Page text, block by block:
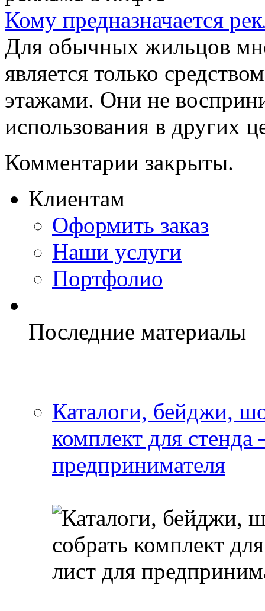
Кому предназначается
Для обычных жильцов
является только
этажами. Они не
использования в других
Комментарии закрыты.
Клиентам
Оформить заказ
Наши услуги
Портфолио
Последние материалы
Каталоги, бейджи,
комплект для
предпринимателя